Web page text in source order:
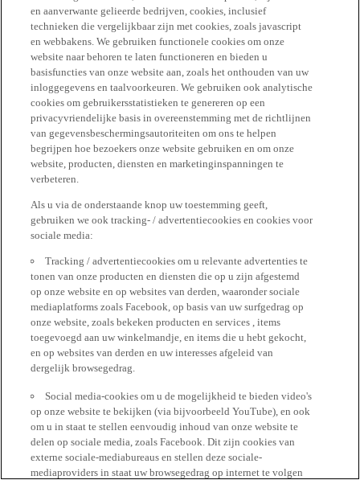
en aanverwante gelieerde bedrijven, cookies, inclusief
technieken die vergelijkbaar zijn met cookies, zoals javascript
en webbakens. We gebruiken functionele cookies om onze
website naar behoren te laten functioneren en bieden u
basisfuncties van onze website aan, zoals het onthouden van uw
inloggegevens en taalvoorkeuren. We gebruiken ook analytische
cookies om gebruikersstatistieken te genereren op een
privacyvriendelijke basis in overeenstemming met de richtlijnen
van gegevensbeschermingsautoriteiten om ons te helpen
begrijpen hoe bezoekers onze website gebruiken en om onze
website, producten, diensten en marketinginspanningen te
verbeteren.
Als u via de onderstaande knop uw toestemming geeft,
gebruiken we ook tracking- / advertentiecookies en cookies voor
sociale media:
Tracking / advertentiecookies om u relevante advertenties te
tonen van onze producten en diensten die op u zijn afgestemd
op onze website en op websites van derden, waaronder sociale
mediaplatforms zoals Facebook, op basis van uw surfgedrag op
onze website, zoals bekeken producten en services , items
toegevoegd aan uw winkelmandje, en items die u hebt gekocht,
en op websites van derden en uw interesses afgeleid van
dergelijk browsegedrag.
Social media-cookies om u de mogelijkheid te bieden video's
op onze website te bekijken (via bijvoorbeeld YouTube), en ook
om u in staat te stellen eenvoudig inhoud van onze website te
delen op sociale media, zoals Facebook. Dit zijn cookies van
externe sociale-mediabureaus en stellen deze sociale-
mediaproviders in staat uw browsegedrag op internet te volgen